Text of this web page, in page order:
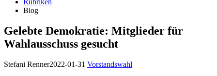
Rubriken
Blog
Gelebte Demokratie: Mitglieder für
Wahlausschuss gesucht
Stefani Renner2022-01-31 Vorstandswahl